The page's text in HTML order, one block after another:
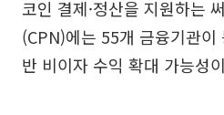
코인 결제·정산을 지원하는
(CPN)에는 55개 금융기관이
반 비이자 수익 확대 가능성